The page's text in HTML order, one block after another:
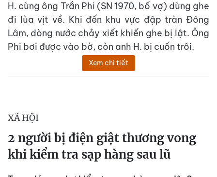
H. cùng ông Trần Phi (SN 1970, bố vợ) dùng ghe
đi lùa vịt về. Khi đến khu vực đập tràn Đông
Lâm, dòng nước chảy xiết khiến ghe bị lật. Ông
Phi bơi được vào bờ, còn anh H. bị cuốn trôi.
Xem chi tiết
XÃ HỘI
2 người bị điện giật thương vong
khi kiểm tra sạp hàng sau lũ